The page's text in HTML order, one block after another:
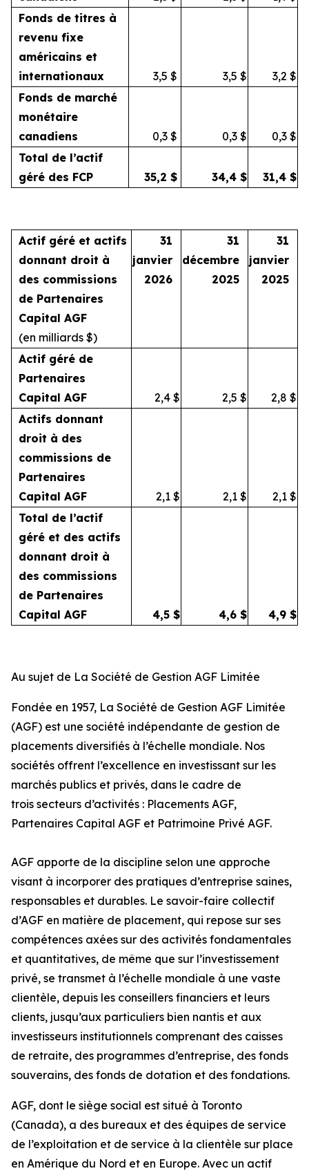
Fonds de titres à
revenu fixe
américains et
internationaux
3,5 $ 3,5 $ 3,2 $
Fonds de marché
monétaire
canadiens
0,3 $ 0,3 $ 0,3 $
Total de l’actif
géré des FCP
35,2 $ 34,4 $ 31,4 $
Actif géré et actifs
donnant droit à
des commissions
de Partenaires
Capital AGF
(en milliards $)
31
janvier
2026
31
décembre
2025
31
janvier
2025
Actif géré de
Partenaires
Capital AGF
2,4 $ 2,5 $ 2,8 $
Actifs donnant
droit à des
commissions de
Partenaires
Capital AGF
2,1 $ 2,1 $ 2,1 $
Total de l’actif
géré et des actifs
donnant droit à
des commissions
de Partenaires
Capital AGF
4,5 $ 4,6 $ 4,9 $
Au sujet de La Société de Gestion AGF Limitée
Fondée en 1957, La Société de Gestion AGF Limitée
(AGF) est une société indépendante de gestion de
placements diversifiés à l’échelle mondiale. Nos
sociétés offrent l’excellence en investissant sur les
marchés publics et privés, dans le cadre de
trois secteurs d’activités : Placements AGF,
Partenaires Capital AGF et Patrimoine Privé AGF.
AGF apporte de la discipline selon une approche
visant à incorporer des pratiques d’entreprise saines,
responsables et durables. Le savoir-faire collectif
d’AGF en matière de placement, qui repose sur ses
compétences axées sur des activités fondamentales
et quantitatives, de même que sur l’investissement
privé, se transmet à l’échelle mondiale à une vaste
clientèle, depuis les conseillers financiers et leurs
clients, jusqu’aux particuliers bien nantis et aux
investisseurs institutionnels comprenant des caisses
de retraite, des programmes d’entreprise, des fonds
souverains, des fonds de dotation et des fondations.
AGF, dont le siège social est situé à Toronto
(Canada), a des bureaux et des équipes de service
de l’exploitation et de service à la clientèle sur place
en Amérique du Nord et en Europe. Avec un actif